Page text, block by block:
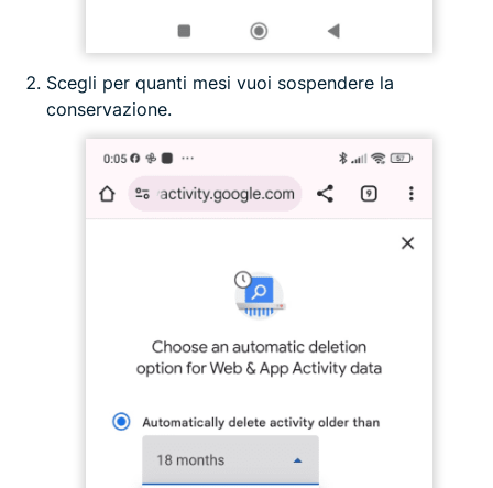
Scegli per quanti mesi vuoi sospendere la
conservazione.